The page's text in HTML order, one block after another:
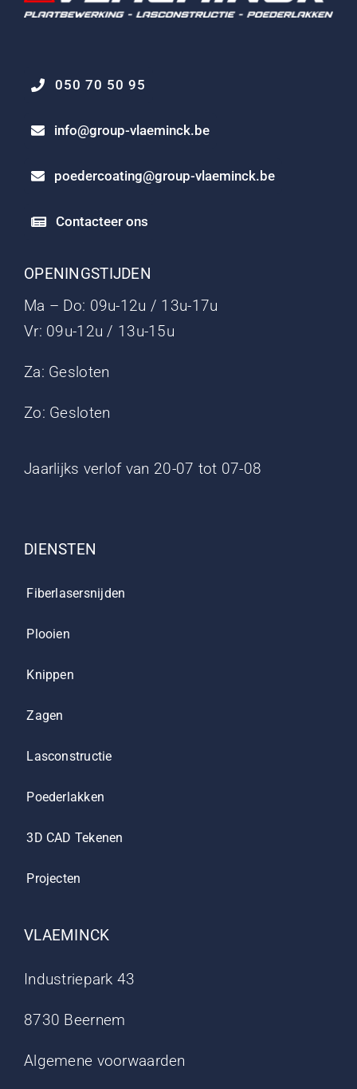
050 70 50 95
info@group-vlaeminck.be
poedercoating@group-vlaeminck.be
Contacteer ons
OPENINGSTIJDEN
Ma – Do: 09u-12u / 13u-17u
Vr: 09u-12u / 13u-15u
Za: Gesloten
Zo: Gesloten
Jaarlijks verlof van 20-07 tot 07-08
DIENSTEN
Fiberlasersnijden
Plooien
Knippen
Zagen
Lasconstructie
Poederlakken
3D CAD Tekenen
Projecten
VLAEMINCK
Industriepark 43
8730 Beernem
Algemene voorwaarden